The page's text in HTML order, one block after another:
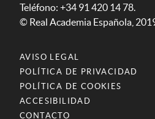
Teléfono: +34 91 420 14 78.
© Real Academia Española,
AVISO LEGAL
POLÍTICA DE PRIVACIDAD
POLÍTICA DE COOKIES
ACCESIBILIDAD
CONTACTO